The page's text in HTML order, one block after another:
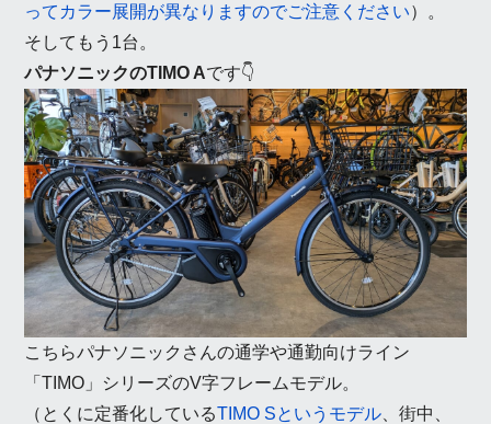
ってカラー展開が異なりますのでご注意ください）。
そしてもう1台。
パナソニックのTIMO Aです👇️
こちらパナソニックさんの通学や通勤向けライン
「TIMO」シリーズのV字フレームモデル。
（とくに定番化しているTIMO Sというモデル 、街中、